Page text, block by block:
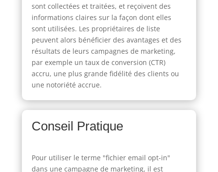
sont collectées et traitées, et reçoivent des
informations claires sur la façon dont elles
sont utilisées. Les propriétaires de liste
peuvent alors bénéficier des avantages et des
résultats de leurs campagnes de marketing,
par exemple un taux de conversion (CTR)
accru, une plus grande fidélité des clients ou
une notoriété accrue.
Conseil Pratique
Pour utiliser le terme "fichier email opt-in"
dans une campagne de marketing, il est